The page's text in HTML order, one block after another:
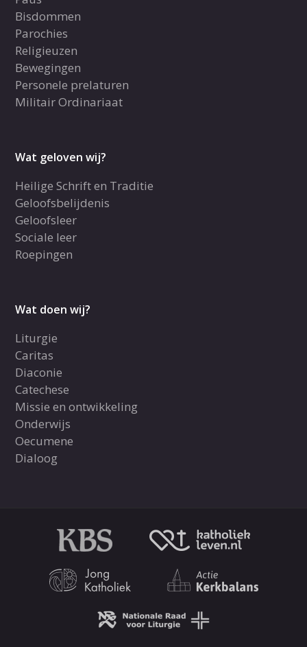
Bisdommen
Parochies
Religieuzen
Bewegingen
Personele prelaturen
Militair Ordinariaat
Wat geloven wij?
Heilige Schrift en Traditie
Geloofsbelijdenis
Geloofsleer
Sociale leer
Roepingen
Wat doen wij?
Liturgie
Caritas
Diaconie
Catechese
Missie en ontwikkeling
Onderwijs
Oecumene
Dialoog